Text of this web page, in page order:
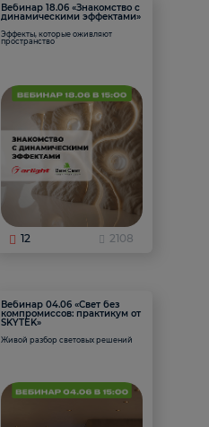
Вебинар 18.06 «Знакомство с
динамическими эффектами»
Эффекты, которые оживляют
пространство
12 2108
Вебинар 04.06 «Свет без
компромиссов: практикум от
SKYTEK»
Живой разбор световых решений